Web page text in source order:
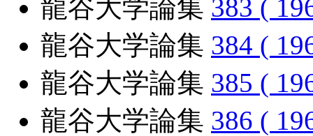
龍谷大学論集 383 (
龍谷大学論集 384 (
龍谷大学論集 385 (
龍谷大学論集 386 (